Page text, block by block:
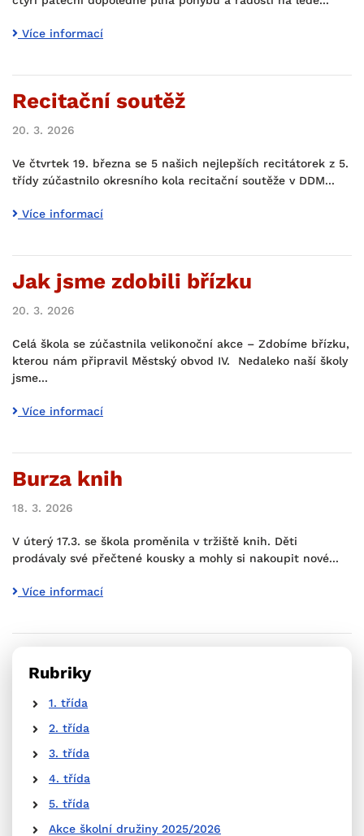
Více informací
Recitační soutěž
20. 3. 2026
Ve čtvrtek 19. března se 5 našich nejlepších recitátorek z 5.
třídy zúčastnilo okresního kola recitační soutěže v DDM...
Více informací
Jak jsme zdobili břízku
20. 3. 2026
Celá škola se zúčastnila velikonoční akce – Zdobíme břízku,
kterou nám připravil Městský obvod IV. Nedaleko naší školy
jsme...
Více informací
Burza knih
18. 3. 2026
V úterý 17.3. se škola proměnila v tržiště knih. Děti
prodávaly své přečtené kousky a mohly si nakoupit nové...
Více informací
Rubriky
1. třída
2. třída
3. třída
4. třída
5. třída
Akce školní družiny 2025/2026